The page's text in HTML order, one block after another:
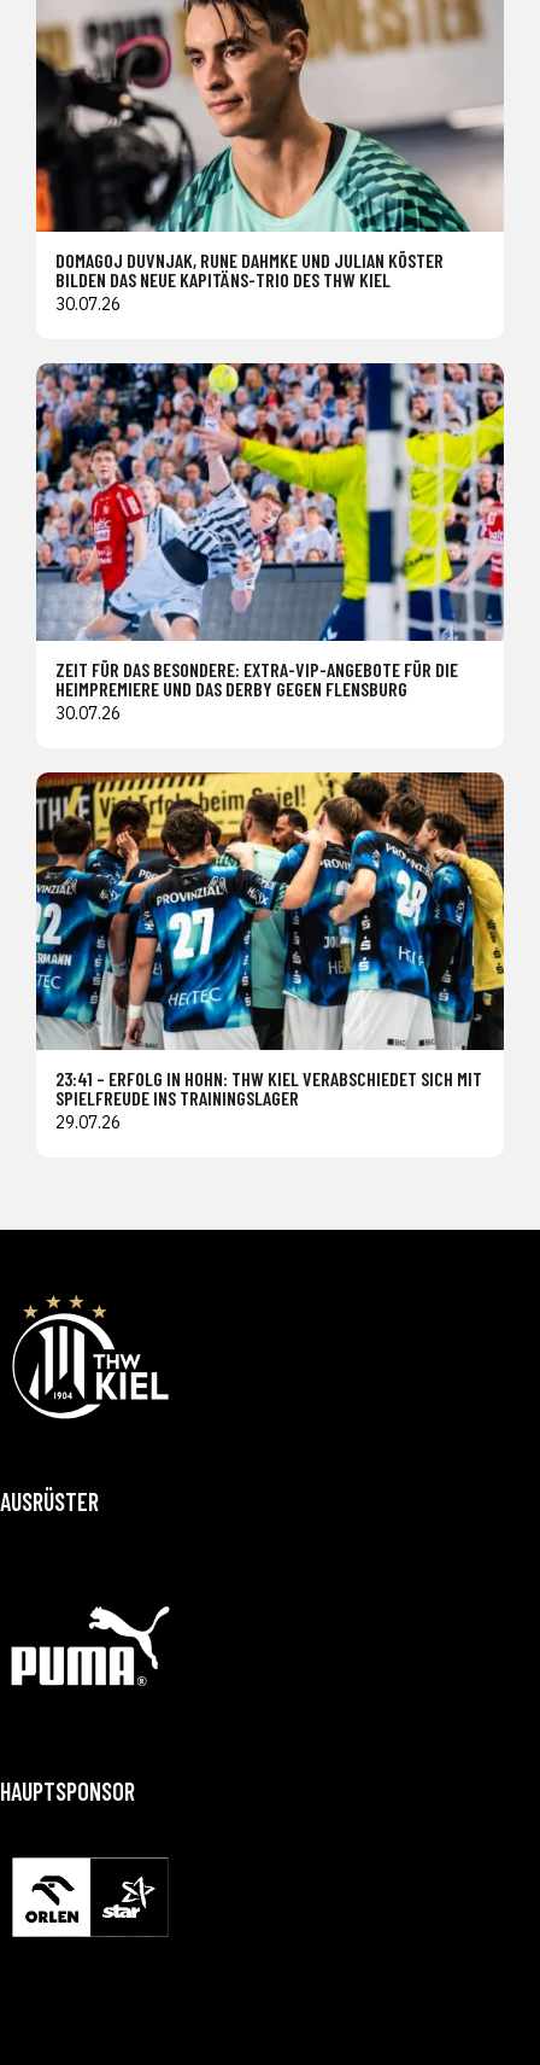
DOMAGOJ DUVNJAK, RUNE DAHMKE UND JULIAN KÖSTER
BILDEN DAS NEUE KAPITÄNS-TRIO DES THW KIEL
30.07.26
ZEIT FÜR DAS BESONDERE: EXTRA-VIP-ANGEBOTE FÜR DIE
HEIMPREMIERE UND DAS DERBY GEGEN FLENSBURG
30.07.26
23:41 – ERFOLG IN HOHN: THW KIEL VERABSCHIEDET SICH MIT
SPIELFREUDE INS TRAININGSLAGER
29.07.26
AUSRÜSTER
HAUPTSPONSOR